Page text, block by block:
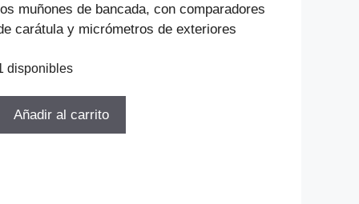
muñones de bancada, con comparadores
carátula y micrómetros de exteriores
disponibles
Añadir al carrito